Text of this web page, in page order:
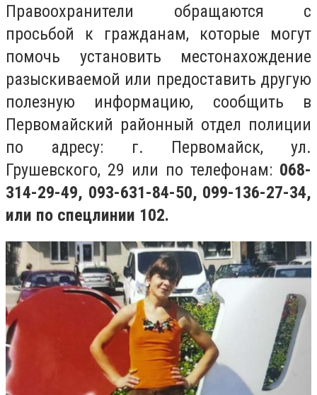
Правоохранители обращаются с
просьбой к гражданам, которые могут
помочь установить местонахождение
разыскиваемой или предоставить другую
полезную информацию, сообщить в
Первомайский районный отдел полиции
по адресу: г. Первомайск, ул.
Грушевского, 29 или по телефонам: 068-
314-29-49, 093-631-84-50, 099-136-27-34,
или по спецлинии 102.